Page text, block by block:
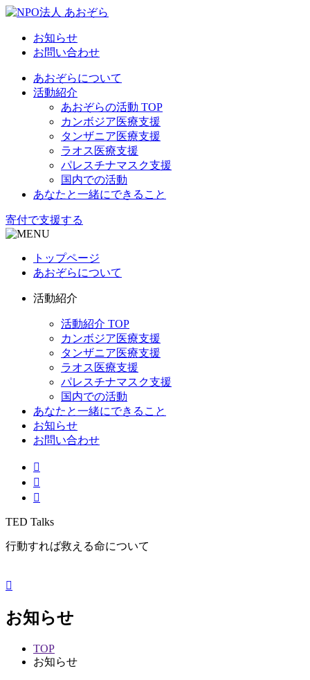
お知らせ
お問い合わせ
あおぞらについて
活動紹介
あおぞらの活動 TOP
カンボジア医療支援
タンザニア医療支援
ラオス医療支援
パレスチナマスク支援
国内での活動
あなたと一緒にできること
寄付で支援する
トップページ
あおぞらについて
活動紹介
活動紹介 TOP
カンボジア医療支援
タンザニア医療支援
ラオス医療支援
パレスチナマスク支援
国内での活動
あなたと一緒にできること
お知らせ
お問い合わせ
TED Talks
行動すれば救える命について
お知らせ
TOP
お知らせ